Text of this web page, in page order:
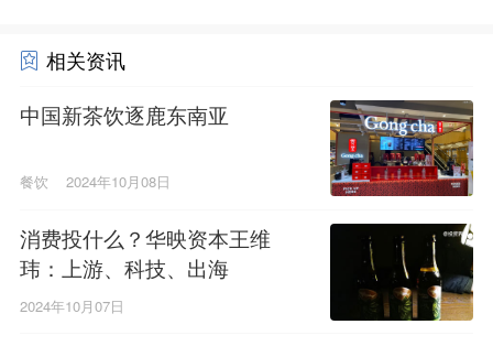
相关资讯
中国新茶饮逐鹿东南亚
餐饮 2024年10月08日
消费投什么？华映资本王维
玮：上游、科技、出海
2024年10月07日